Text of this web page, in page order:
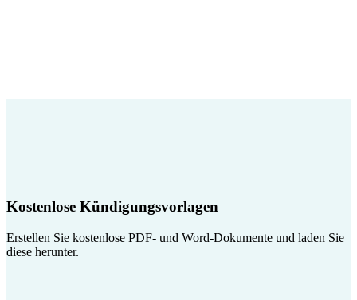
Kostenlose Kündigungsvorlagen
Erstellen Sie kostenlose PDF- und Word-Dokumente und laden Sie
diese herunter.